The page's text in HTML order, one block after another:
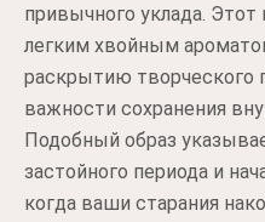
привычного уклада.
легким хвойным
раскрытию творческого
важности сохранения
Подобный образ
застойного периода и
когда ваши старания